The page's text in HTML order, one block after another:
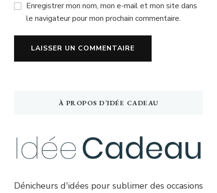
Enregistrer mon nom, mon e-mail et mon site dans
le navigateur pour mon prochain commentaire.
À PROPOS D’IDÉE CADEAU
Dénicheurs d'idées pour sublimer des occasions